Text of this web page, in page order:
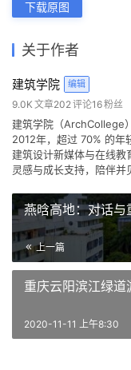
下载原图
关于作者
建筑学院 编辑
9.0K 文章202评论16粉丝
建筑学院（ArchCollege
2012年，超过 70% 的年
建筑设计新媒体与在线教
灵感与成长支持，陪伴并
燕晗高地：对话
上一篇
重庆云阳滨江绿
2020-11-11 上午8:30